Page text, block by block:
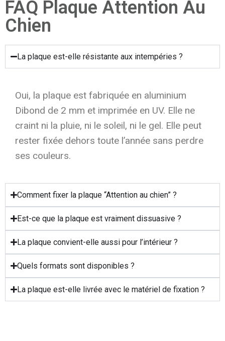
FAQ Plaque Attention Au
Chien
La plaque est-elle résistante aux intempéries ?
Oui, la plaque est fabriquée en aluminium
Dibond de 2 mm et imprimée en UV. Elle ne
craint ni la pluie, ni le soleil, ni le gel. Elle peut
rester fixée dehors toute l’année sans perdre
ses couleurs.
Comment fixer la plaque “Attention au chien” ?
Est-ce que la plaque est vraiment dissuasive ?
La plaque convient-elle aussi pour l’intérieur ?
Quels formats sont disponibles ?
La plaque est-elle livrée avec le matériel de fixation ?